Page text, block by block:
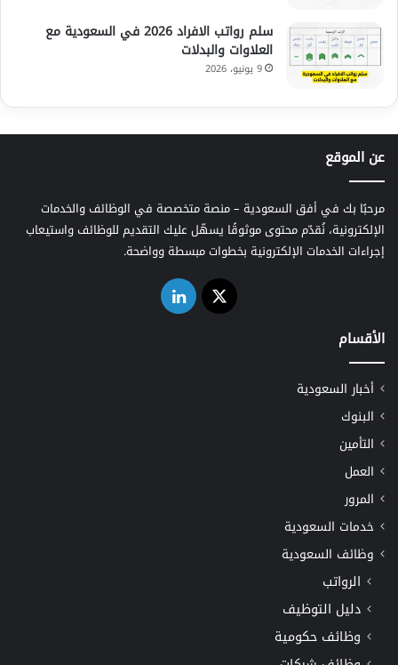
سلم رواتب الافراد 2026 في السعودية مع
العلاوات والبدلات
9 يونيو، 2026
عن الموقع
مرحبًا بك في أفق السعودية – منصة متخصصة في الوظائف والخدمات
الإلكترونية، نُقدّم محتوى موثوقًا يسهّل عليك التقديم للوظائف واستيعاب
إجراءات الخدمات الإلكترونية بخطوات مبسطة وواضحة.
‫X لينكدإن
الأقسام
أخبار السعودية
البنوك
التأمين
العمل
المرور
خدمات السعودية
وظائف السعودية
الرواتب
دليل التوظيف
وظائف حكومية